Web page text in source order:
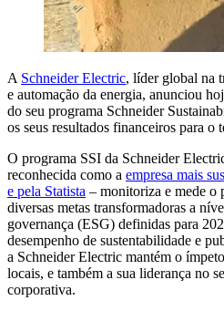
A Schneider Electric, líder global na
e automação da energia, anunciou
do seu programa Schneider
os seus resultados financeiros para o
O programa SSI da Schneider
reconhecida como a empresa mais
e pela Statista – monitoriza e mede o
diversas metas transformadoras a
governança (ESG) definidas para
desempenho de sustentabilidade e
a Schneider Electric mantém o
locais, e também a sua liderança no
corporativa.